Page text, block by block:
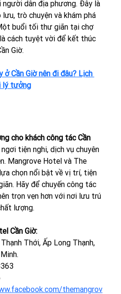
dân địa phương. Đây là
trò chuyện và khám phá
buổi tối thư giãn tại chợ
cách tuyệt vời để kết thúc
Giờ.
ở Cần Giờ nên đi đâu? Lịch
lý tưởng
cho khách công tác Cần
tiện nghi, dịch vụ chuyên
Mangrove Hotel và The
chọn nổi bật về vị trí, tiện
Hãy để chuyến công tác
trọn vẹn hơn với nơi lưu trú
lượng.
Cần Giờ:
Thới, Ấp Long Thạnh,
themangrov